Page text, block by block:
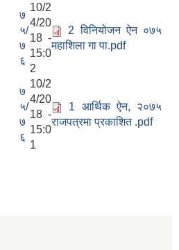
७
५/
७
६
10/2
4/20
18 -
15:0
2
2 विनियोजन ऐन ०७५
महाशिला गा पा.pdf
७
५/
७
६
10/2
4/20
18 -
15:0
1
1 आर्थिक ऐन, २०७५
राजपत्रमा प्रकाशित .pdf